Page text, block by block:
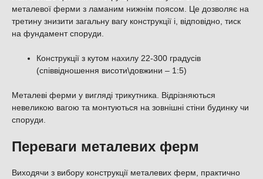
металевої ферми з ламаним нижнім поясом. Це дозволяє на
третину знизити загальну вагу конструкції і, відповідно, тиск
на фундамент споруди.
Конструкції з кутом нахилу 22-300 градусів
(співвідношення висоти\довжини – 1:5)
Металеві ферми у вигляді трикутника. Відрізняються
невеликою вагою та монтуються на зовнішні стіни будинку чи
споруди.
Переваги металевих ферм
Виходячи з вибору конструкції металевих ферм, практично